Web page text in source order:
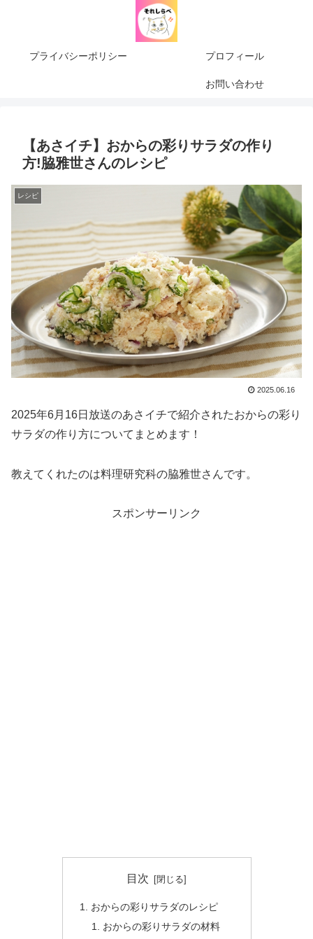
プライバシーポリシー プロフィール
お問い合わせ
【あさイチ】おからの彩りサラダの作り
方!脇雅世さんのレシピ
レシピ
2025.06.16
2025年6月16日放送のあさイチで紹介されたおからの彩り
サラダの作り方についてまとめます！
教えてくれたのは料理研究科の脇雅世さんです。
スポンサーリンク
目次
おからの彩りサラダのレシピ
おからの彩りサラダの材料